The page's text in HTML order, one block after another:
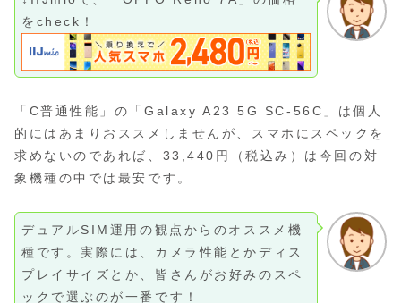
をcheck！
「C普通性能」の「Galaxy A23 5G SC-56C」は個人
的にはあまりおススメしませんが、スマホにスペックを
求めないのであれば、33,440円（税込み）は今回の対
象機種の中では最安です。
デュアルSIM運用の観点からのオススメ機
種です。実際には、カメラ性能とかディス
プレイサイズとか、皆さんがお好みのスペ
ックで選ぶのが一番です！